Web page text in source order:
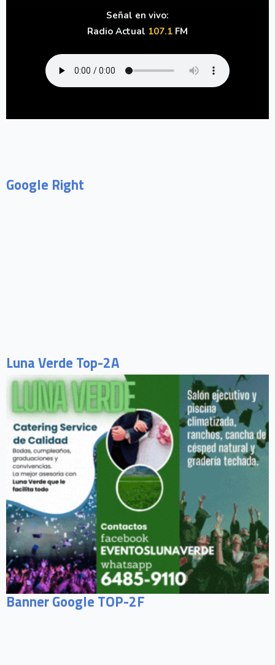
Señal en vivo:
Radio Actual 107.1 FM
Google Right
Luna Verde Top-2A
Banner Google TOP-2F